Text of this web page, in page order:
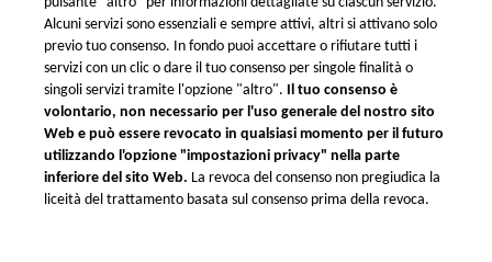
Protezione dei dati
Impostazioni di privacy
Xometry nel mondo
Xometry nel Regno Unito
Xometry negli USA
Xometry in Turchia